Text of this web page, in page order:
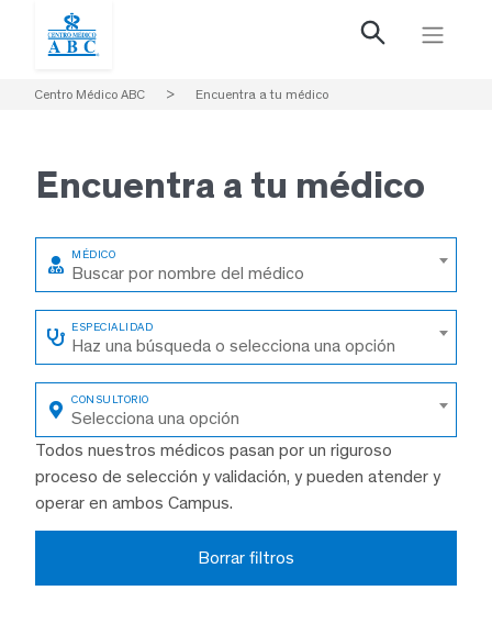
Centro Médico ABC > Encuentra a tu médico
Encuentra a tu médico
Buscar por nombre del médico
Haz una búsqueda o selecciona una opción
Selecciona una opción
Todos nuestros médicos pasan por un riguroso
proceso de selección y validación, y pueden atender y
operar en ambos Campus.
Borrar filtros